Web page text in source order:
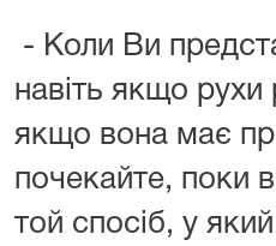
- Коли Ви
навіть якщо рухи
якщо вона має
почекайте, поки
той спосіб, у